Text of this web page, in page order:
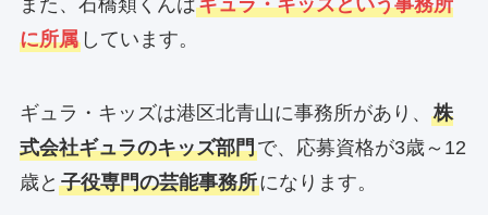
に所属しています。
ギュラ・キッズは港区北青山に事務所があり、 株
式会社ギュラのキッズ部門で、応募資格が3歳～12
歳と 子役専門の芸能事務所になります。